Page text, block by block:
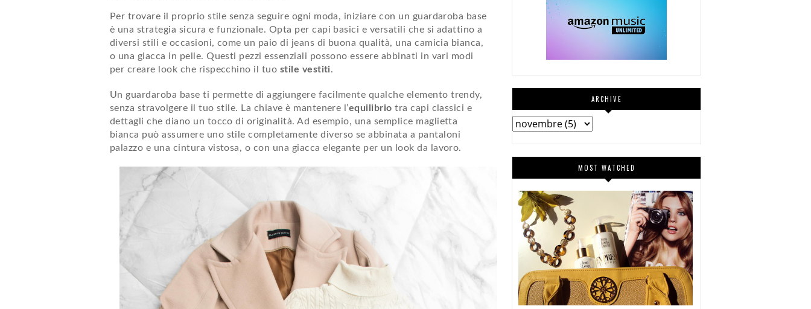
Per trovare il proprio stile senza seguire ogni moda, iniziare con un guardaroba base
è una strategia sicura e funzionale. Opta per capi basici e versatili che si adattino a
diversi stili e occasioni, come un paio di jeans di buona qualità, una camicia bianca,
o una giacca in pelle. Questi pezzi essenziali possono essere abbinati in vari modi
per creare look che rispecchino il tuo stile vestiti.
Un guardaroba base ti permette di aggiungere facilmente qualche elemento trendy,
senza stravolgere il tuo stile. La chiave è mantenere l’equilibrio tra capi classici e
dettagli che diano un tocco di originalità. Ad esempio, una semplice maglietta
bianca può assumere uno stile completamente diverso se abbinata a pantaloni
palazzo e una cintura vistosa, o con una giacca elegante per un look da lavoro.
ARCHIVE
MOST WATCHED